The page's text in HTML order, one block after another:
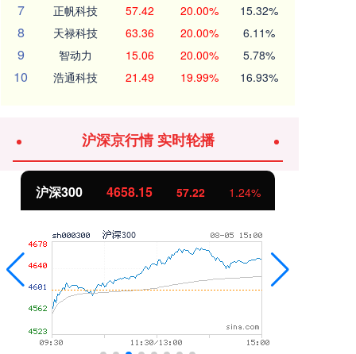
7 正帆科技 57.42 20.00% 15.32%
8 天禄科技 63.36 20.00% 6.11%
9 智动力 15.06 20.00% 5.78%
10 浩通科技 21.49 19.99% 16.93%
沪深京行情 实时轮播
沪深300 4658.15 57.22 1.24%